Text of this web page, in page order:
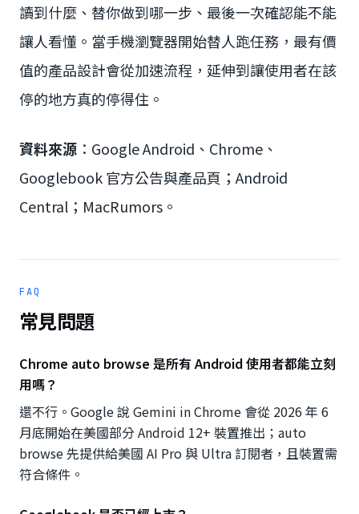
讀到什麼、替你做到哪一步、最後一次確認能不能
讓人看懂。當手機瀏覽器開始替人跑任務，最有價
值的產品設計會從加速流程，延伸到讓使用者在該
停的地方真的停得住。
資料來源 ：Google Android、Chrome、
Googlebook 官方公告與產品頁；Android
Central；MacRumors。
FAQ
常見問題
Chrome auto browse 是所有 Android 使用者都能立刻
用嗎？
還不行。Google 說 Gemini in Chrome 會從 2026 年 6
月底開始在美國部分 Android 12+ 裝置推出；auto
browse 先提供給美國 AI Pro 與 Ultra 訂閱者，且裝置需
符合條件。